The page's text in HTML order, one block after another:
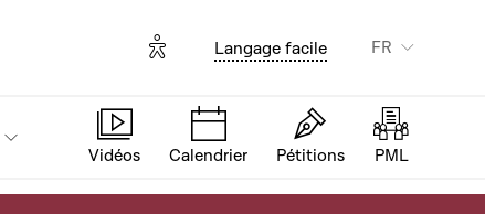
Options d'accessibilité
Langage facile FR
Vidéos Calendrier Pétitions PML